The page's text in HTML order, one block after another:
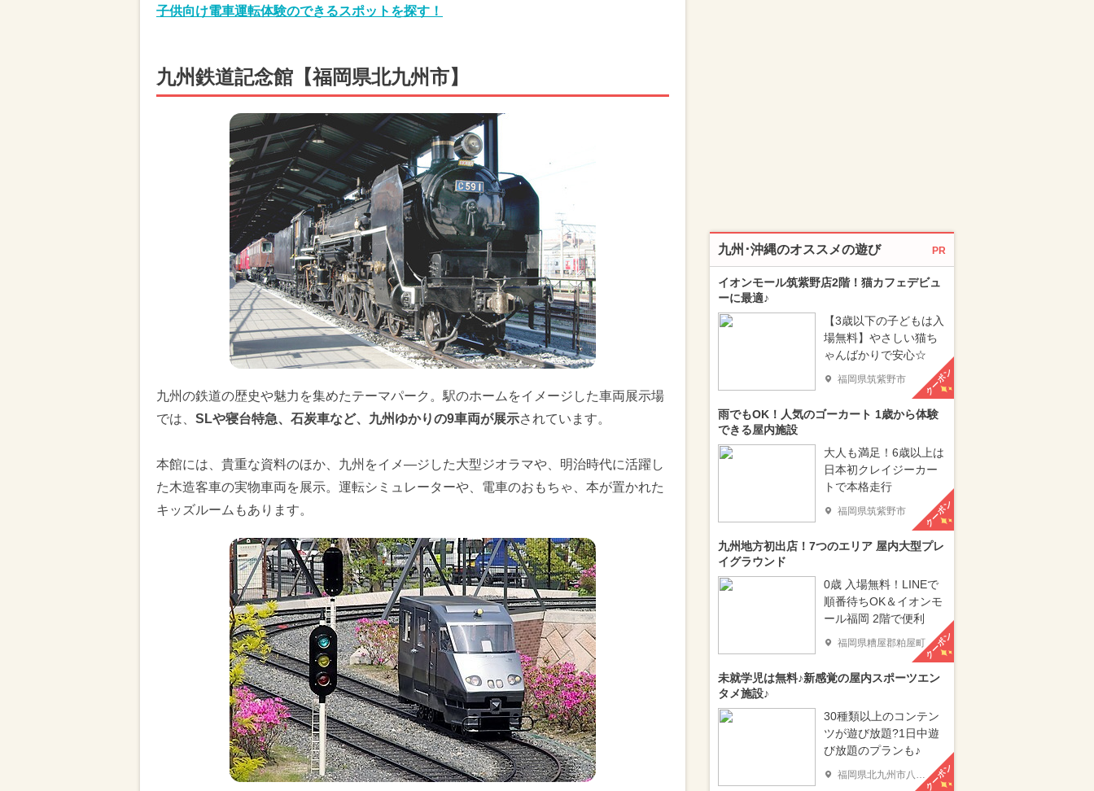
子供向け電車運転体験のできるスポットを探す！
九州鉄道記念館【福岡県北九州市】
九州の鉄道の歴史や魅力を集めたテーマパーク。駅のホームをイメージした車両展示場
では、 SLや寝台特急、石炭車など、九州ゆかりの9車両が展示されています。
本館には、貴重な資料のほか、九州をイメ—ジした大型ジオラマや、明治時代に活躍し
た木造客車の実物車両を展示。運転シミュレーターや、電車のおもちゃ、本が置かれた
キッズルームもあります。
九州･沖縄のオススメの遊び PR
イオンモール筑紫野店2階！猫カフェデビュ
ーに最適♪
【3歳以下の子どもは入
場無料】やさしい猫ち
ゃんばかりで安心☆
福岡県筑紫野市 クーポン
雨でもOK！人気のゴーカート 1歳から体験
できる屋内施設
大人も満足！6歳以上は
日本初クレイジーカー
トで本格走行
福岡県筑紫野市 クーポン
九州地方初出店！7つのエリア 屋内大型プレ
イグラウンド
0歳 入場無料！LINEで
順番待ちOK＆イオンモ
ール福岡 2階で便利
福岡県糟屋郡粕屋町クーポン
未就学児は無料♪新感覚の屋内スポーツエン
タメ施設♪
30種類以上のコンテン
ツが遊び放題?1日中遊
び放題のプランも♪
福岡県北九州市八幡西区 クーポン